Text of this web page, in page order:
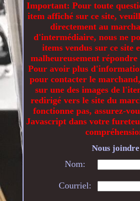
Important: Pour toute
item affiché sur ce site,
directement au
d'intermédiaire, nous ne
items vendus sur ce site
malheureusement répondre
Pour avoir plus
pour contacter le
sur une des images de
redirigé vers le site du
fonctionne pas, assurez-
Javascript dans votre
Nous joindre
Nom:
Courriel: